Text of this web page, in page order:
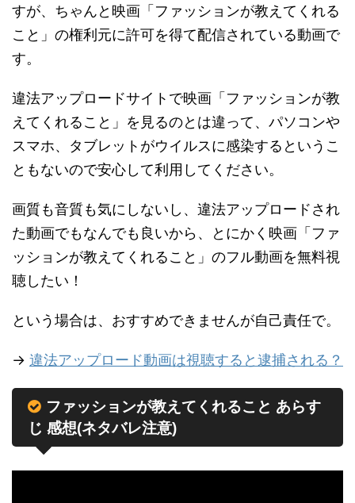
すが、ちゃんと映画「ファッションが教えてくれる
こと」の権利元に許可を得て配信されている動画で
す。
違法アップロードサイトで映画「ファッションが教
えてくれること」を見るのとは違って、パソコンや
スマホ、タブレットがウイルスに感染するというこ
ともないので安心して利用してください。
画質も音質も気にしないし、違法アップロードされ
た動画でもなんでも良いから、とにかく映画「ファ
ッションが教えてくれること」のフル動画を無料視
聴したい！
という場合は、おすすめできませんが自己責任で。
→ 違法アップロード動画は視聴すると逮捕される？
ファッションが教えてくれること あらす
じ 感想(ネタバレ注意)